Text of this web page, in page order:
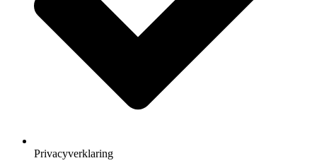
Privacyverklaring